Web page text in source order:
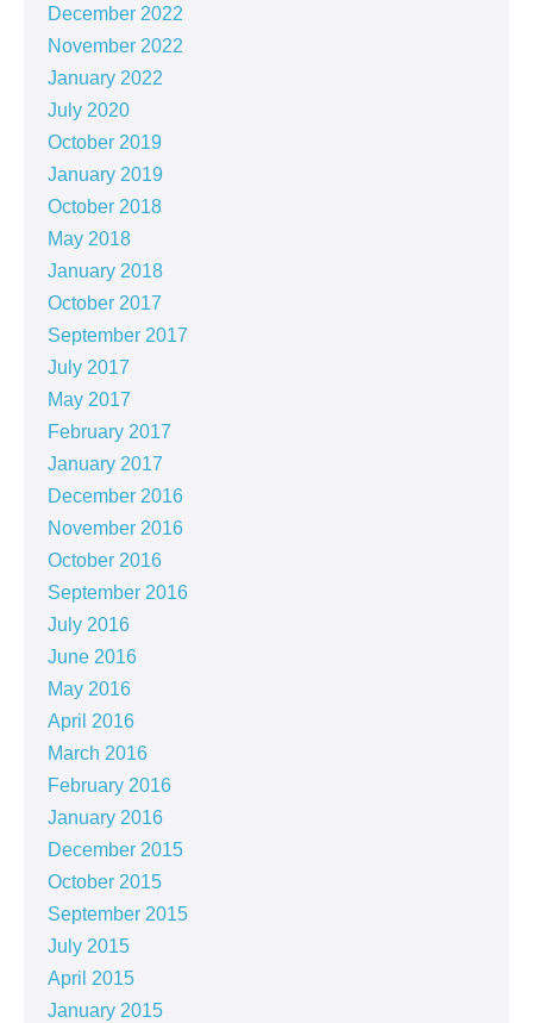
December 2022
November 2022
January 2022
July 2020
October 2019
January 2019
October 2018
May 2018
January 2018
October 2017
September 2017
July 2017
May 2017
February 2017
January 2017
December 2016
November 2016
October 2016
September 2016
July 2016
June 2016
May 2016
April 2016
March 2016
February 2016
January 2016
December 2015
October 2015
September 2015
July 2015
April 2015
January 2015